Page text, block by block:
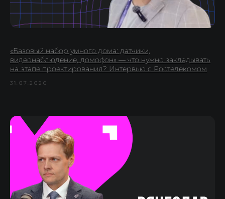
«Базовый набор умного дома: датчики,
видеонаблюдение, домофон» — что нужно закладывать
на этапе проектирования? Интервью с Ростелекомом
31.07.2026